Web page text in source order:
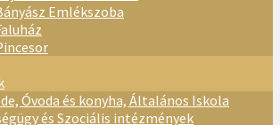
Emlékszoba
Óvoda és konyha, Általános Iskola
és Szociális intézmények